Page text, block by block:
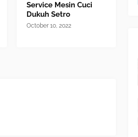
Service Mesin Cuci
Dukuh Setro
October 10, 2022